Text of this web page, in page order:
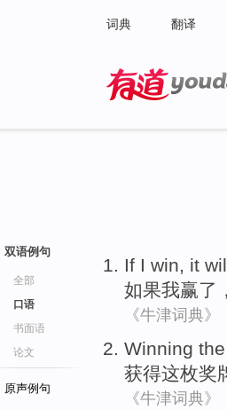
词典 翻译
双语例句
全部
口语
书面语
论文
原声例句
If I win, it
如果我赢了 ，
《牛津词典》
Winning the
获得这枚奖
《牛津词典》